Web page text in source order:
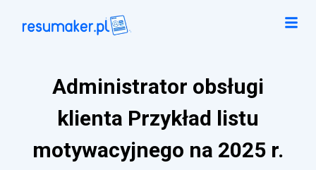
Administrator obsługi
klienta Przykład listu
motywacyjnego na 2025 r.